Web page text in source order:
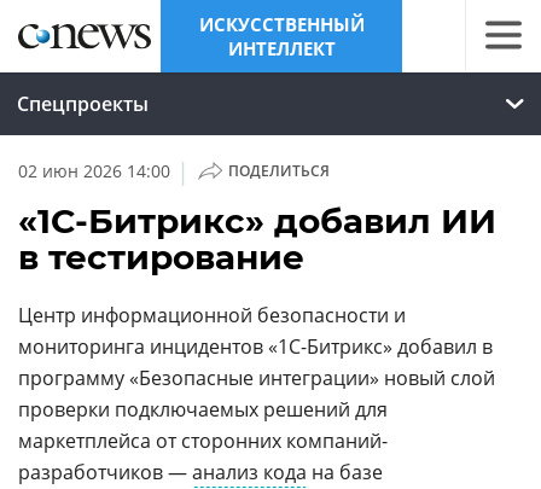
ИСКУССТВЕННЫЙ
ИНТЕЛЛЕКТ
Спецпроекты
02 июн 2026 14:00 | ПОДЕЛИТЬСЯ
«1С-Битрикс» добавил ИИ
в тестирование
Центр информационной безопасности и
мониторинга инцидентов «1С-Битрикс» добавил в
программу «Безопасные интеграции» новый слой
проверки подключаемых решений для
маркетплейса от сторонних компаний-
разработчиков —анализ кода на базе